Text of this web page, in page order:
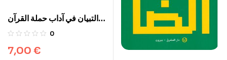
التبيان في آداب حملة القرآن
attibyane fi adab
0
7,00 €